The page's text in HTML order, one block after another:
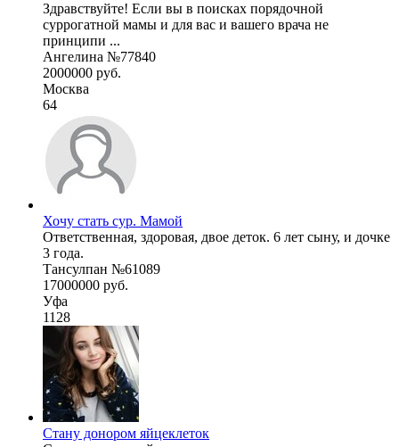
Здравствуйте! Если вы в поисках порядочной
суррогатной мамы и для вас и вашего врача не
принципи ...
Ангелина №77840
2000000 руб.
Москва
64
Хочу стать сур. Мамой
Ответственная, здоровая, двое деток. 6 лет сыну, и дочке
3 года.
Тансулпан №61089
17000000 руб.
Уфа
1128
Стану донором яйцеклеток